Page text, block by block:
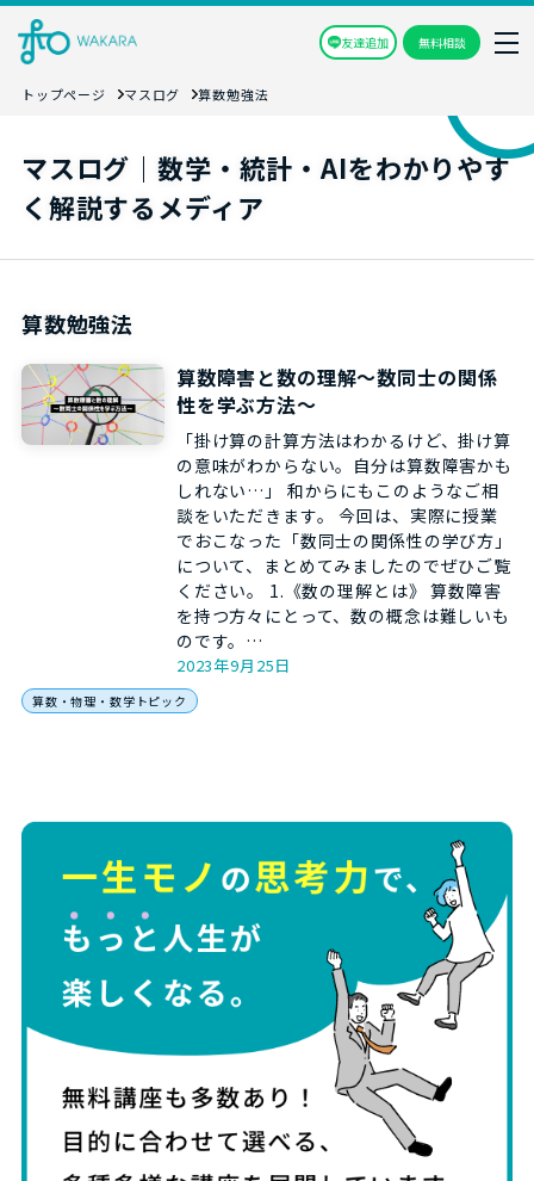
友達追加 無料相談
トップページ マスログ 算数勉強法
マスログ｜数学・統計・AIをわかりやす
く解説するメディア
算数勉強法
算数障害と数の理解～数同士の関係
性を学ぶ方法～
「掛け算の計算方法はわかるけど、掛け算
の意味がわからない。自分は算数障害かも
しれない…」 和からにもこのようなご相
談をいただきます。 今回は、実際に授業
でおこなった「数同士の関係性の学び方」
について、まとめてみましたのでぜひご覧
ください。 1.《数の理解とは》 算数障害
を持つ方々にとって、数の概念は難しいも
のです。…
2023年9月25日
算数・物理・数学トピック